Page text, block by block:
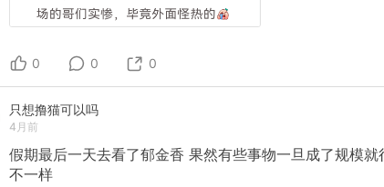
0 0 0
只想撸猫可以吗
4月前
假期最后一天去看了郁金香 果然有些事物一旦成了规模就
不一样